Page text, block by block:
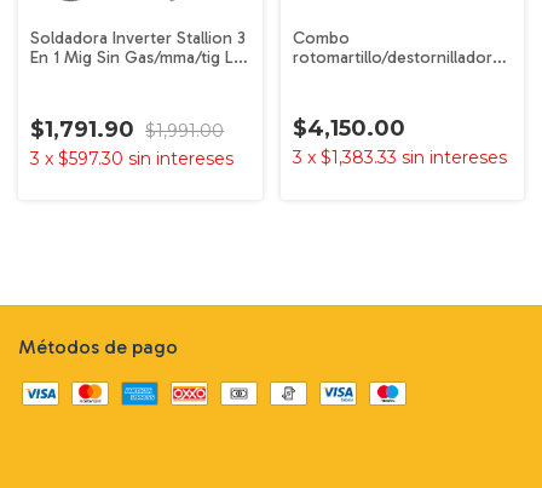
Soldadora Inverter Stallion 3
En 1 Mig Sin Gas/mma/tig Lift
$1,791.90 $1,991.00
3 x $597.30 sin intereses
Combo
rotomartillo/destornillador
$4,150.00
3 x $1,383.33 sin intereses
Métodos de pago